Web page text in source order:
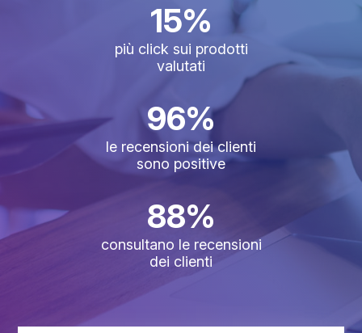
15%
più click sui prodotti
valutati
96%
le recensioni dei clienti
sono positive
88%
consultano le recensioni
dei clienti